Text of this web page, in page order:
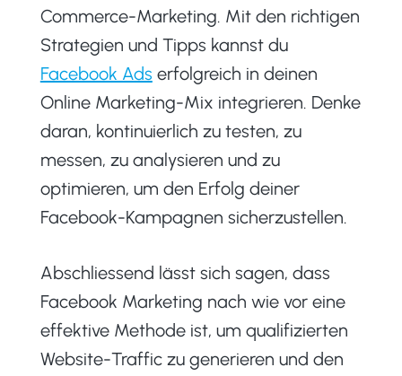
Commerce-Marketing. Mit den richtigen
Strategien und Tipps kannst du
Facebook Ads erfolgreich in deinen
Online Marketing-Mix integrieren. Denke
daran, kontinuierlich zu testen, zu
messen, zu analysieren und zu
optimieren, um den Erfolg deiner
Facebook-Kampagnen sicherzustellen.
Abschliessend lässt sich sagen, dass
Facebook Marketing nach wie vor eine
effektive Methode ist, um qualifizierten
Website-Traffic zu generieren und den